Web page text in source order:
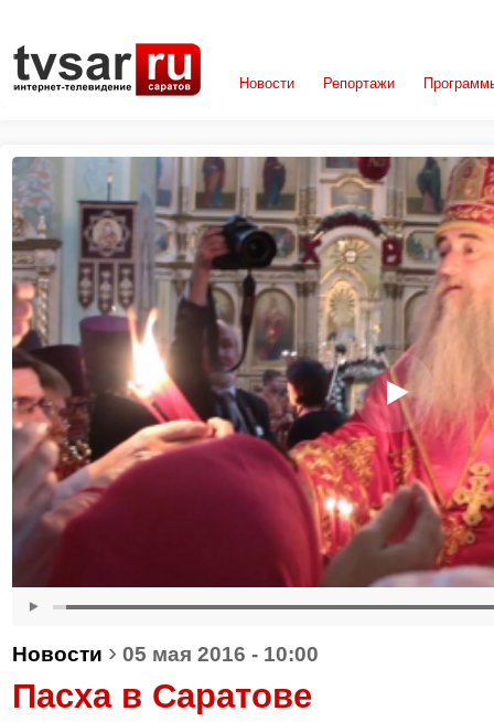
Новости Репортажи
Новости › 05 мая 2016 - 10:00
Пасха в Саратове